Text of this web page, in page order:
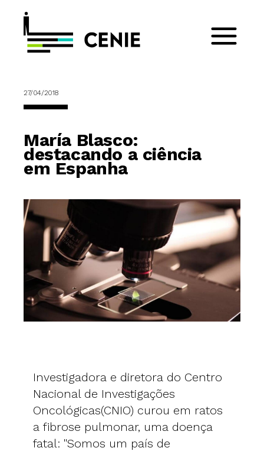
27/04/2018
María Blasco:
destacando a ciência
em Espanha
Investigadora e diretora do Centro
Nacional de Investigações
Oncológicas(CNIO) curou em ratos
a fibrose pulmonar, uma doença
fatal: "Somos um país de